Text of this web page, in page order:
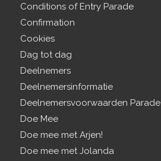
Conditions of Entry Parade
Confirmation
Cookies
Dag tot dag
Deelnemers
Deelnemersinformatie
Deelnemersvoorwaarden Parade
Doe Mee
Doe mee met Arjen!
Doe mee met Jolanda